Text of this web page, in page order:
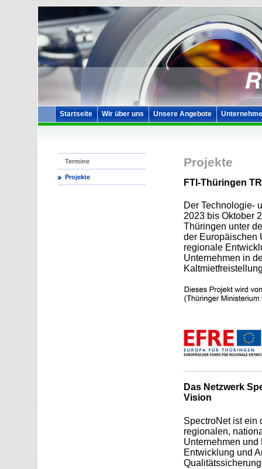
Startseite Wir über uns Unsere Angebote
Termine
Projekte
Projekte
FTI-Thüringen
Der Technologie-
2023 bis Oktober
Thüringen unter
der Europäischen
regionale
Unternehmen in
Das Netzwerk
Vision
SpectroNet ist ein
regionalen,
Unternehmen
Entwicklung und